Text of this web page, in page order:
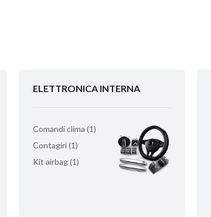
ELETTRONICA INTERNA
Comandi clima (1)
Contagiri (1)
Kit airbag (1)